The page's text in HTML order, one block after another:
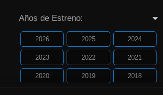
Años de Estreno:
2026 2025 2024
2023 2022 2021
2020 2019 2018